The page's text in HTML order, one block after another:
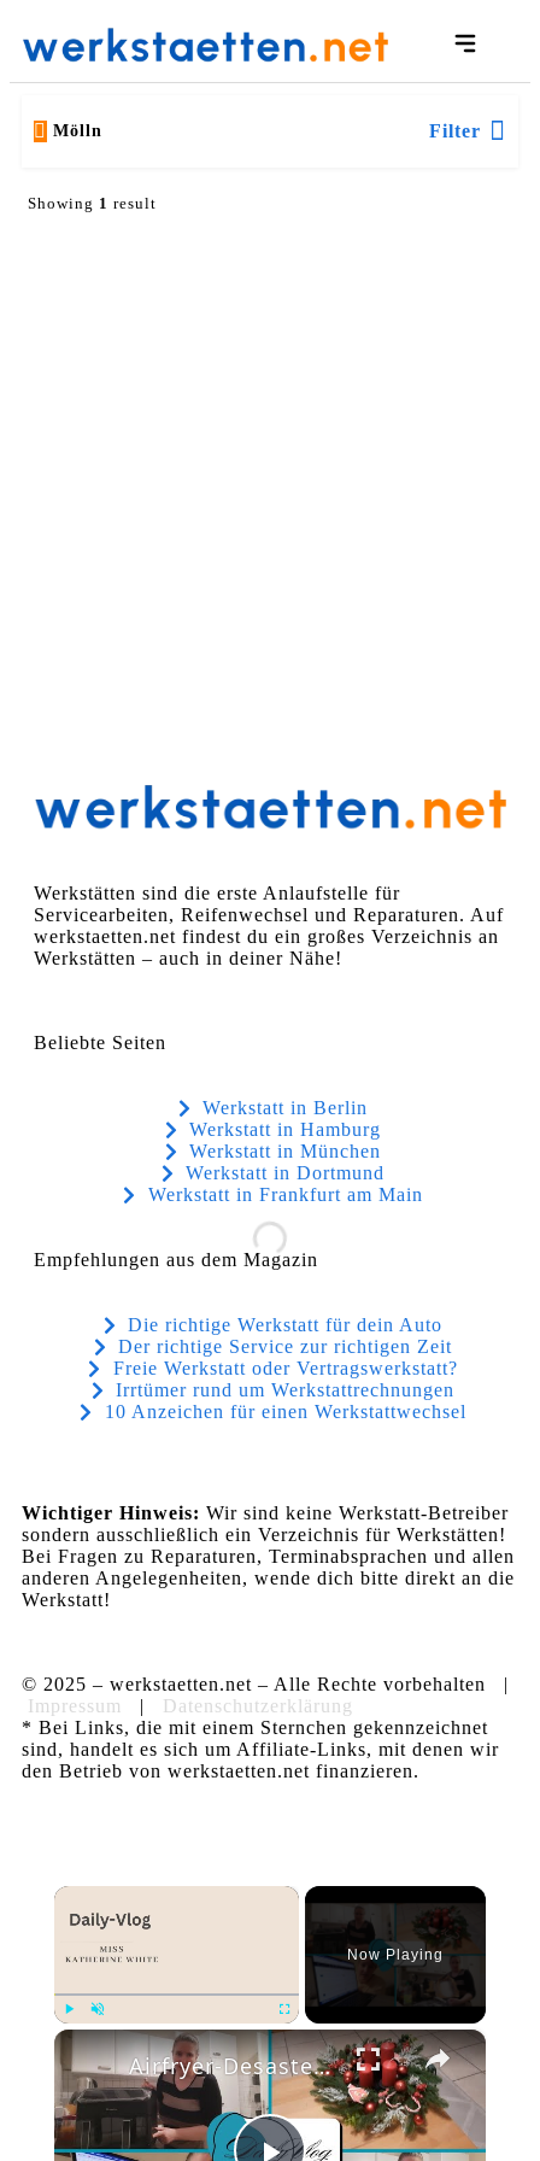
Mölln Filter
Showing 1 result
Werkstätten sind die erste Anlaufstelle für
Servicearbeiten, Reifenwechsel und Reparaturen. Auf
werkstaetten.net findest du ein großes Verzeichnis an
Werkstätten – auch in deiner Nähe!
Beliebte Seiten
Werkstatt in Berlin
Werkstatt in Hamburg
Werkstatt in München
Werkstatt in Dortmund
Werkstatt in Frankfurt am Main
Empfehlungen aus dem Magazin
Die richtige Werkstatt für dein Auto
Der richtige Service zur richtigen Zeit
Freie Werkstatt oder Vertragswerkstatt?
Irrtümer rund um Werkstattrechnungen
10 Anzeichen für einen Werkstattwechsel
Wichtiger Hinweis: Wir sind keine Werkstatt-Betreiber
sondern ausschließlich ein Verzeichnis für Werkstätten!
Bei Fragen zu Reparaturen, Terminabsprachen und allen
anderen Angelegenheiten, wende dich bitte direkt an die
Werkstatt!
© 2025 – werkstaetten.net – Alle Rechte vorbehalten |
Impressum
| Datenschutzerklärung
* Bei Links, die mit einem Sternchen gekennzeichnet
sind, handelt es sich um Affiliate-Links, mit denen wir
den Betrieb von werkstaetten.net finanzieren.
×
Unmute Fullscreen
Now Playing
×
Airfryer-Desaster 😩, Temu-Paket 📦 & 150 Blog-Posts an einem Wochenende 🤯 | Daily Vlog